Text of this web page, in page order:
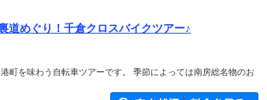
めぐり！千倉クロスバイクツアー♪
町を味わう自転車ツアーです。 季節によっては南房総名物のお